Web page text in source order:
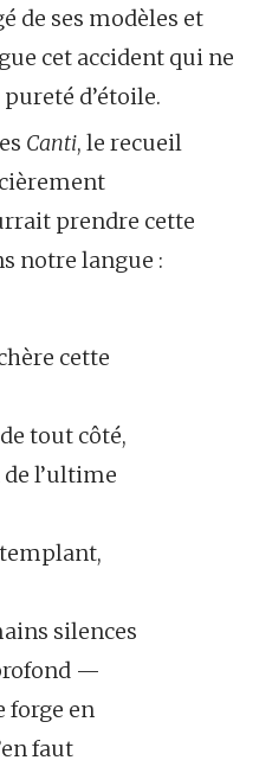
de ses modèles et
cet accident qui ne
d’étoile.
Canti, le recueil
prendre cette
notre langue :
cette
tout côté,
l’ultime
silences
—
forge en
faut